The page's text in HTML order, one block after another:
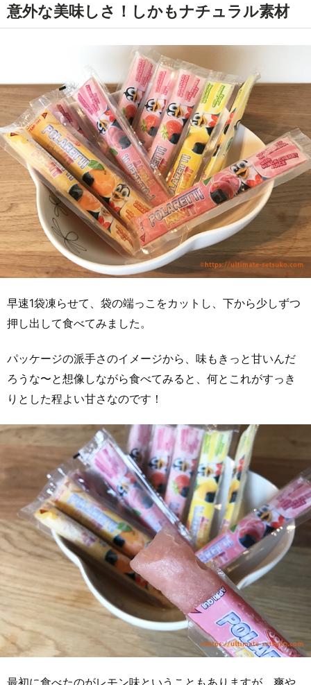
意外な美味しさ！しかもナチュラル素材
早速1袋凍らせて、袋の端っこをカットし、下から少しずつ
押し出して食べてみました。
パッケージの派手さのイメージから、味もきっと甘いんだ
ろうな〜と想像しながら食べてみると、何とこれがすっき
りとした程よい甘さなのです！
最初に食べたのがレモン味ということもありますが、爽や